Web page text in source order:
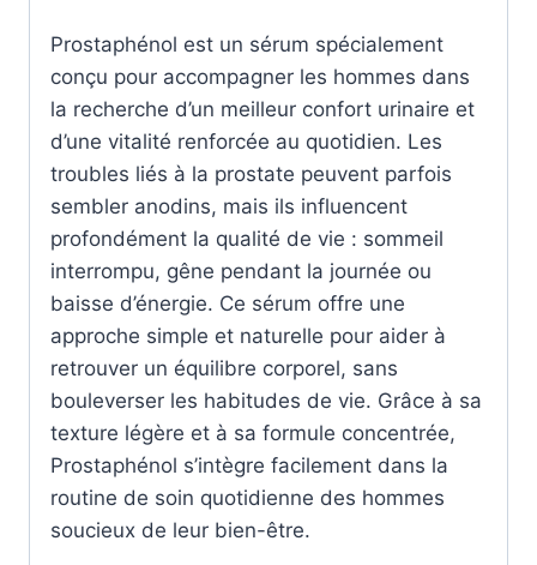
Prostaphénol est un sérum spécialement
conçu pour accompagner les hommes dans
la recherche d’un meilleur confort urinaire et
d’une vitalité renforcée au quotidien. Les
troubles liés à la prostate peuvent parfois
sembler anodins, mais ils influencent
profondément la qualité de vie : sommeil
interrompu, gêne pendant la journée ou
baisse d’énergie. Ce sérum offre une
approche simple et naturelle pour aider à
retrouver un équilibre corporel, sans
bouleverser les habitudes de vie. Grâce à sa
texture légère et à sa formule concentrée,
Prostaphénol s’intègre facilement dans la
routine de soin quotidienne des hommes
soucieux de leur bien-être.